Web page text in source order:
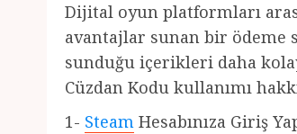
Dijital oyun platformları
avantajlar sunan bir ödeme
sunduğu içerikleri daha
Cüzdan Kodu kullanımı
1- Steam Hesabınıza Giriş